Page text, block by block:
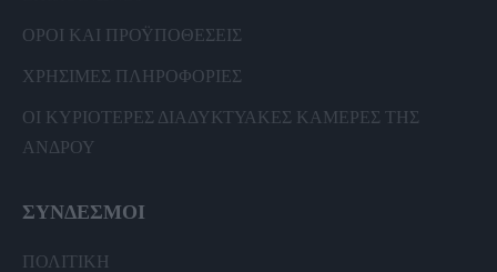
ΟΡΟΙ ΚΑΙ ΠΡΟΫΠΟΘΕΣΕΙΣ
ΧΡΗΣΙΜΕΣ ΠΛΗΡΟΦΟΡΙΕΣ
ΟΙ ΚΥΡΙΟΤΕΡΕΣ ΔΙΑΔΥΚΤΥΑΚΕΣ ΚΑΜΕΡΕΣ ΤΗΣ
ΑΝΔΡΟΥ
ΣΥΝΔΕΣΜΟΙ
ΠΟΛΙΤΙΚΗ